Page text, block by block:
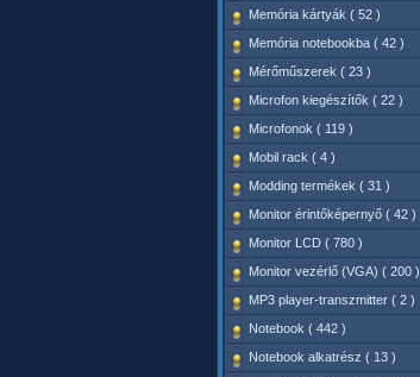
Memória kártyák ( 52 )
Memória notebookba ( 42 )
Mérőműszerek ( 23 )
Microfon kiegészítők ( 22 )
Microfonok ( 119 )
Mobil rack ( 4 )
Modding termékek ( 31 )
Monitor érintőképernyő ( 42 )
Monitor LCD ( 780 )
Monitor vezérlő (VGA) ( 200 )
MP3 player-transzmitter ( 2 )
Notebook ( 442 )
Notebook alkatrész ( 13 )